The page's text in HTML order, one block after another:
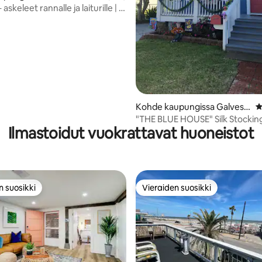
askeleet rannalle ja laiturille | Ei
Kohde kaupungissa Galvest
on
"THE BLUE HOUSE" Silk
with Pool
Ilmastoidut vuokrattavat huoneistot
suosikki
suosikki Vieraiden suosikki
Vieraiden suosikki